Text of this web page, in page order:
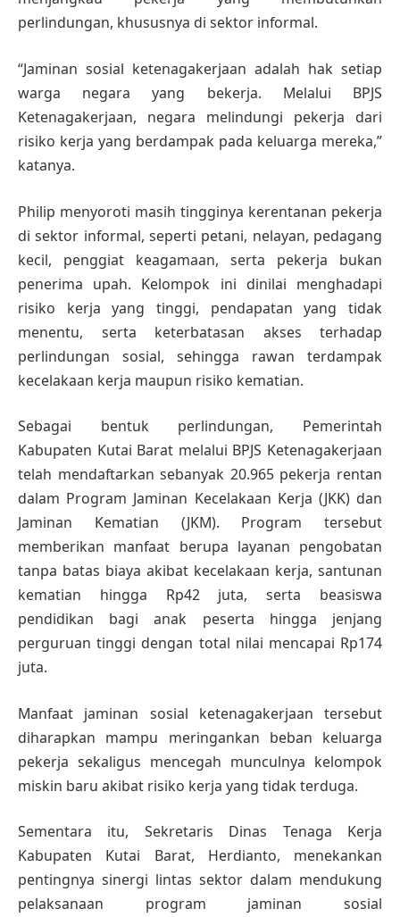
perlindungan, khususnya di sektor informal.
“Jaminan sosial ketenagakerjaan adalah hak setiap
warga negara yang bekerja. Melalui BPJS
Ketenagakerjaan, negara melindungi pekerja dari
risiko kerja yang berdampak pada keluarga mereka,”
katanya.
Philip menyoroti masih tingginya kerentanan pekerja
di sektor informal, seperti petani, nelayan, pedagang
kecil, penggiat keagamaan, serta pekerja bukan
penerima upah. Kelompok ini dinilai menghadapi
risiko kerja yang tinggi, pendapatan yang tidak
menentu, serta keterbatasan akses terhadap
perlindungan sosial, sehingga rawan terdampak
kecelakaan kerja maupun risiko kematian.
Sebagai bentuk perlindungan, Pemerintah
Kabupaten Kutai Barat melalui BPJS Ketenagakerjaan
telah mendaftarkan sebanyak 20.965 pekerja rentan
dalam Program Jaminan Kecelakaan Kerja (JKK) dan
Jaminan Kematian (JKM). Program tersebut
memberikan manfaat berupa layanan pengobatan
tanpa batas biaya akibat kecelakaan kerja, santunan
kematian hingga Rp42 juta, serta beasiswa
pendidikan bagi anak peserta hingga jenjang
perguruan tinggi dengan total nilai mencapai Rp174
juta.
Manfaat jaminan sosial ketenagakerjaan tersebut
diharapkan mampu meringankan beban keluarga
pekerja sekaligus mencegah munculnya kelompok
miskin baru akibat risiko kerja yang tidak terduga.
Sementara itu, Sekretaris Dinas Tenaga Kerja
Kabupaten Kutai Barat, Herdianto, menekankan
pentingnya sinergi lintas sektor dalam mendukung
pelaksanaan program jaminan sosial